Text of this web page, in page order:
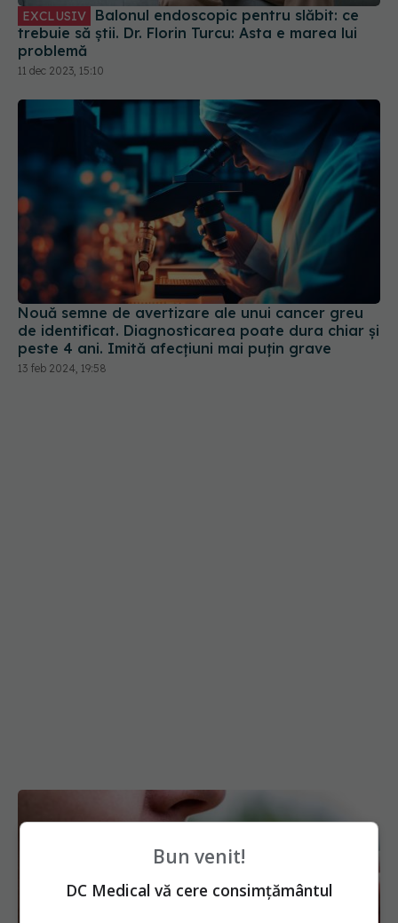
EXCLUSIV Balonul endoscopic pentru slăbit: ce
trebuie să știi. Dr. Florin Turcu: Asta e marea lui
problemă
11 dec 2023, 15:10
Nouă semne de avertizare ale unui cancer greu
de identificat. Diagnosticarea poate dura chiar și
peste 4 ani. Imită afecțiuni mai puțin grave
13 feb 2024, 19:58
Bun venit!
DC Medical vă cere consimțământul